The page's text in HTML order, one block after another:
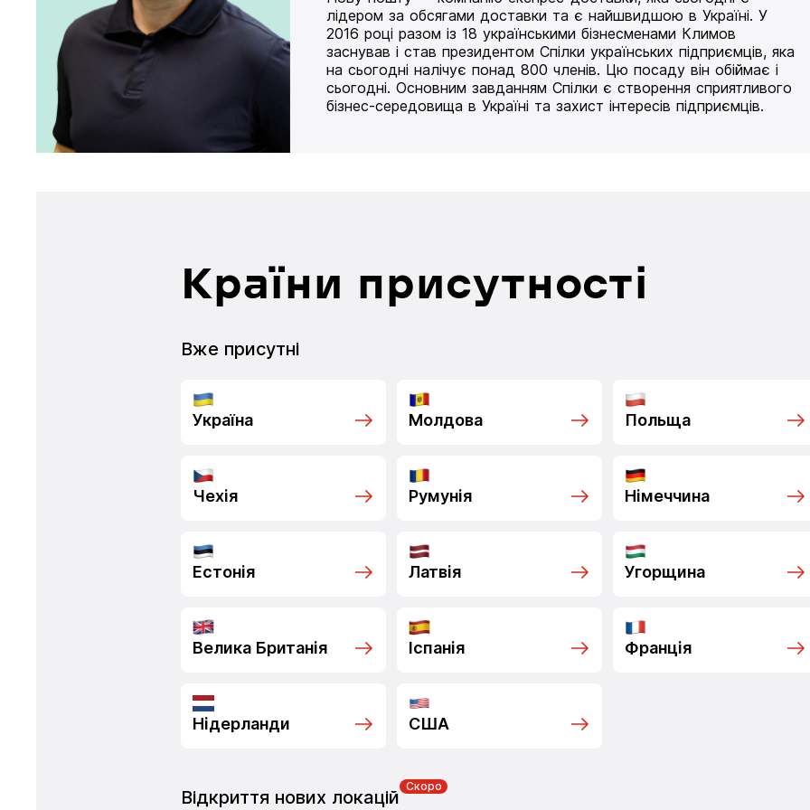
лідером за обсягами доставки та є найшвидшою в Україні. У
2016 році разом із 18 українськими бізнесменами Климов
заснував і став президентом Спілки українських підприємців, яка
на сьогодні налічує понад 800 членів. Цю посаду він обіймає і
сьогодні. Основним завданням Спілки є створення сприятливого
бізнес-середовища в Україні та захист інтересів підприємців.
Країни присутності
Вже присутні
Україна Молдова Польща
Чехія Румунія Німеччина
Естонія Латвія Угорщина
Велика Британія Іспанія Франція
Нідерланди США
Відкриття нових локацій
Скоро